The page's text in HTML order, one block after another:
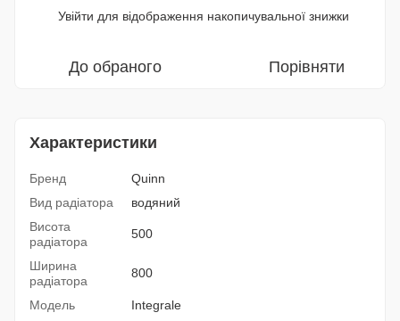
Увійти для відображення накопичувальної знижки
До обраного Порівняти
Характеристики
Бренд
Quinn
Вид радіатора
водяний
Висота
радіатора
500
Ширина
радіатора
800
Модель
Integrale